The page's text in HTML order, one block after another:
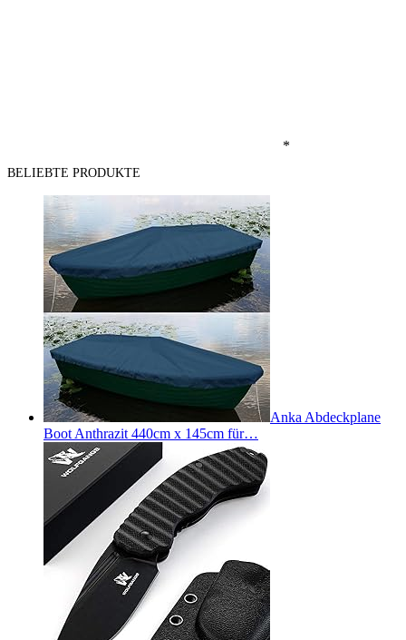
*
BELIEBTE PRODUKTE
Anka Abdeckplane
Boot Anthrazit 440cm x 145cm für…